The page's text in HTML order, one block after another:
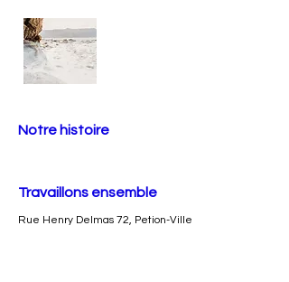
Notre histoire
Travaillons ensemble
Rue Henry Delmas 72, Petion-Ville